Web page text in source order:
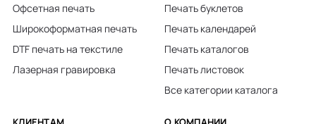
Офсетная печать
Широкоформатная печать
DTF печать на текстиле
Лазерная гравировка
Печать буклетов
Печать календарей
Печать каталогов
Печать листовок
Все категории каталога